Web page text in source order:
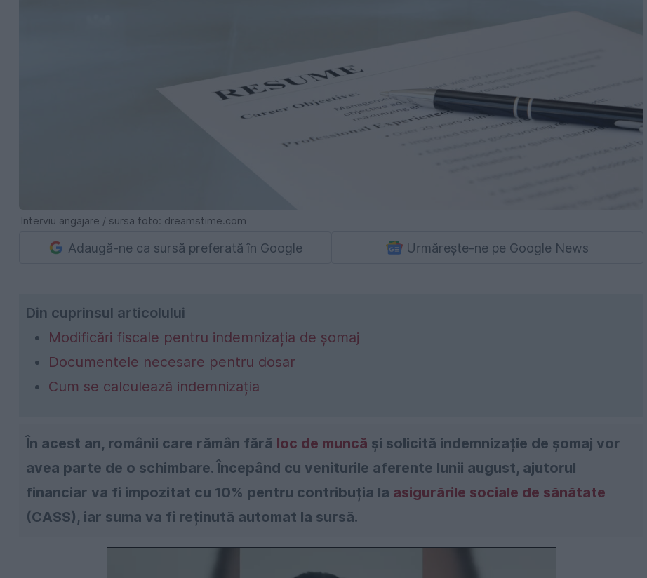
Interviu angajare / sursa foto: dreamstime.com
Adaugă-ne ca sursă preferată în Google Urmărește-ne pe Google News
Din cuprinsul articolului
Modificări fiscale pentru indemnizația de șomaj
Documentele necesare pentru dosar
Cum se calculează indemnizația
În acest an, românii care rămân fără loc de muncă și solicită indemnizație de șomaj vor
avea parte de o schimbare. Începând cu veniturile aferente lunii august, ajutorul
financiar va fi impozitat cu 10% pentru contribuția la asigurările sociale de sănătate
(CASS), iar suma va fi reținută automat la sursă.